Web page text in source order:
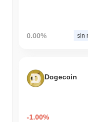
0.00% sin
Dogecoin
-1.00%